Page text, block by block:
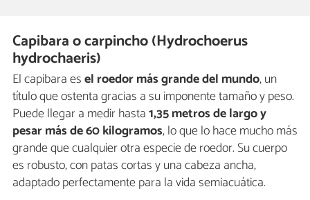
Capibara o carpincho (Hydrochoerus
hydrochaeris)
El capibara esel roedor más grande del mundo, un
título que ostenta gracias a su imponente tamaño y peso.
Puede llegar a medir hasta1,35 metros de largo y
pesar más de 60 kilogramos, lo que lo hace mucho más
grande que cualquier otra especie de roedor. Su cuerpo
es robusto, con patas cortas y una cabeza ancha,
adaptado perfectamente para la vida semiacuática.